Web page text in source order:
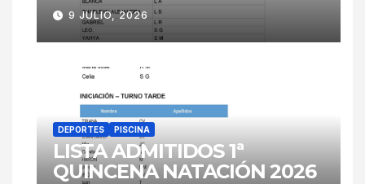
9 JULIO, 2026
DEPORTES PISCINA
LISTA ADMITIDOS 1ª
QUINCENA NATACIÓN 2026